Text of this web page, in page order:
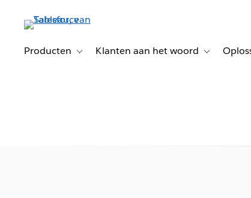
Producten
Toggle sub-navigation for Producten
Klanten aan het woord Toggle sub-